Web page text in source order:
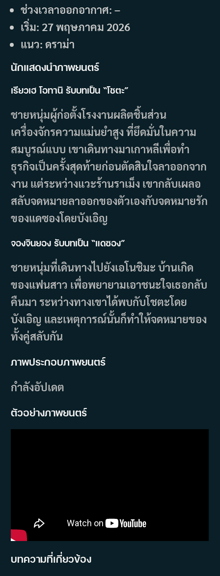
ช่วงเวลาออกอากาศ: –
เริ่ม: 27 พฤษภาคม 2026
แนว: ดราม่า
นักแสดงนำภาพยนตร์
เรียวเฮ โอทานิ รับบทเป็น “โชตะ”
ชายหนุ่มผู้ก่อตั้งโรงงานผลิตชิ้นส่วน
เครื่องจักรความแม่นยำสูง ที่ยึดมั่นในความ
สมบูรณ์แบบ เขาเดินทางมาเกาหลีเพื่อทำ
ธุรกิจเป็นครั้งสุดท้ายก่อนตัดสินใจลาออกจาก
งาน แต่ระหว่างแวะร้านราเม็ง เขากลับเผลอ
สลับจดหมายลาออกของตัวเองกับจดหมายรัก
ของแดซองโดยบังเอิญ
จองจินยอง รับบทเป็น “แดซอง”
ชายหนุ่มที่เดินทางไปยังเอโนชิมะ บ้านเกิด
ของแฟนสาว เพื่อพยายามเอาชนะใจเธอกลับ
คืนมา ระหว่างทางเขาได้พบกับโชตะโดย
บังเอิญ และเหตุการณ์นั้นก็ทำให้จดหมายของ
ทั้งคู่สลับกัน
ภาพประกอบภาพยนตร์
กำลังอัปเดต
ตัวอย่างภาพยนตร์
บทความที่เกี่ยวข้อง